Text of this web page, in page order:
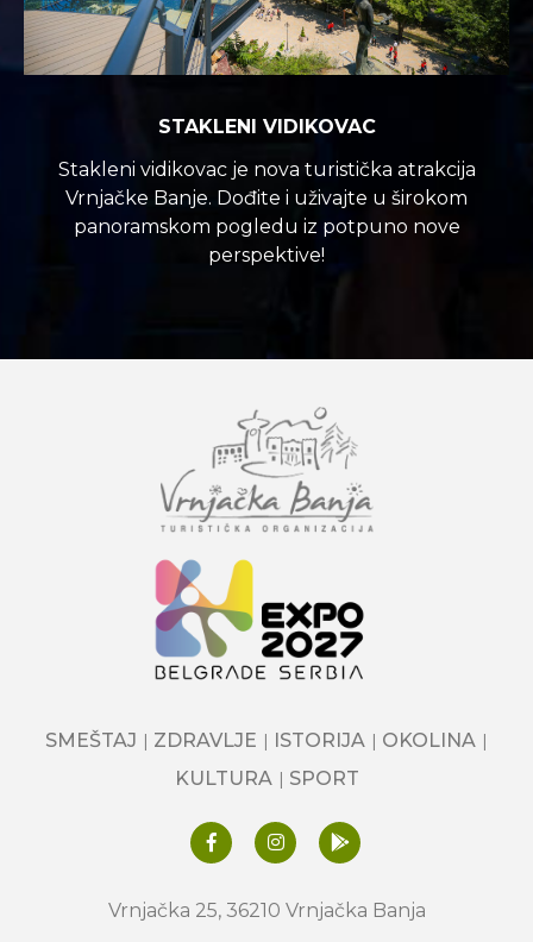
STAKLENI VIDIKOVAC
Stakleni vidikovac je nova turistička atrakcija
Vrnjačke Banje. Dođite i uživajte u širokom
panoramskom pogledu iz potpuno nove
perspektive!
SMEŠTAJ ZDRAVLJE ISTORIJA
OKOLINA
KULTURA
SPORT
Vrnjačka 25, 36210 Vrnjačka Banja